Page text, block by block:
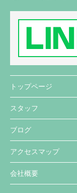
トップページ
スタッフ
ブログ
アクセスマップ
会社概要